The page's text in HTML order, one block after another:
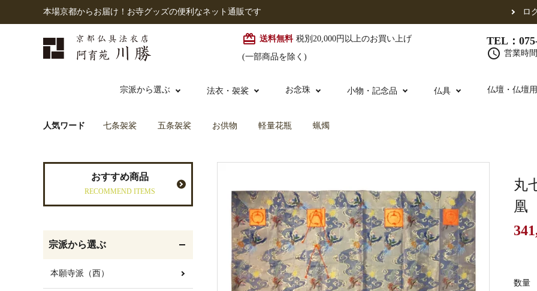
本場京都からお届け！お寺グッズの便利なネット通販です ロ
card_giftcard 送料無料 税別20,000円以上のお買い上げ
(一部商品を除く)
TEL：
schedule 営業時
宗派から選ぶ
本願寺派（西） 大谷派（東）
法衣・袈裟
布袍・間衣
お念珠
本連念珠（僧侶用）
小物・記念品
書籍
仏具
金香炉・花瓶・火立
仏壇・仏壇
お仏壇の引き取り
人気ワード 七条袈裟 五条袈裟 お供物 軽量花瓶 蝋燭
丸
凰
数量
おすすめ商品
RECOMMEND ITEMS
宗派から選ぶ
本願寺派（西）